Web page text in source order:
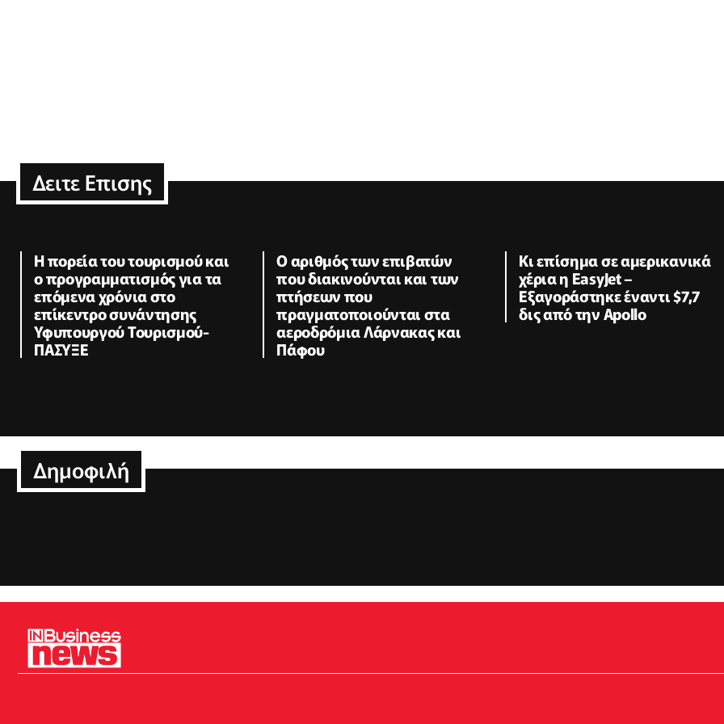
Δειτε Επισης
Η πορεία του τουρισμού και
ο προγραμματισμός για τα
επόμενα χρόνια στο
επίκεντρο συνάντησης
Υφυπουργού Τουρισμού-
ΠΑΣΥΞΕ
Ο αριθμός των επιβατών
που διακινούνται και των
πτήσεων που
πραγματοποιούνται στα
αεροδρόμια Λάρνακας και
Πάφου
Κι επίσημα σε αμερικανικά
χέρια η EasyJet –
Εξαγοράστηκε έναντι $7,7
δις από την Apollo
Δημοφιλή